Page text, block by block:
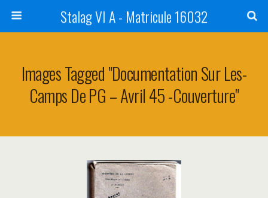
Stalag VI A - Matricule 16032
Images Tagged "Documentation Sur Les-
Camps De PG – Avril 45 -couverture"